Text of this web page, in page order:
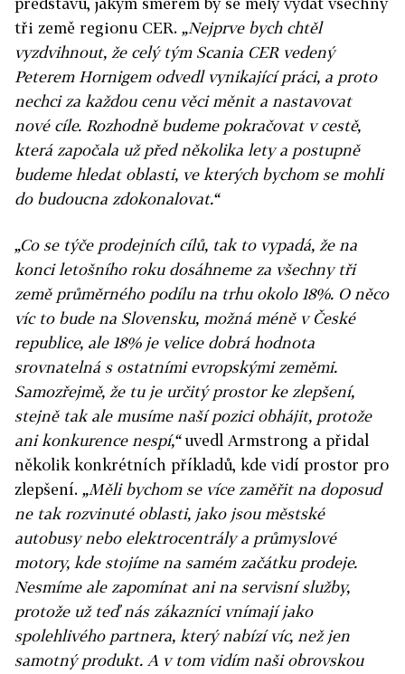
tři země regionu CER. „Nejprve bych chtěl
vyzdvihnout, že celý tým Scania CER vedený
Peterem Hornigem odvedl vynikající práci, a proto
nechci za každou cenu věci měnit a nastavovat
nové cíle. Rozhodně budeme pokračovat v cestě,
která započala už před několika lety a postupně
budeme hledat oblasti, ve kterých bychom se mohli
do budoucna zdokonalovat.“
„Co se týče prodejních cílů, tak to vypadá, že na
konci letošního roku dosáhneme za všechny tři
země průměrného podílu na trhu okolo 18%. O něco
víc to bude na Slovensku, možná méně v České
republice, ale 18% je velice dobrá hodnota
srovnatelná s ostatními evropskými zeměmi.
Samozřejmě, že tu je určitý prostor ke zlepšení,
stejně tak ale musíme naší pozici obhájit, protože
ani konkurence nespí,“uvedl Armstrong a přidal
několik konkrétních příkladů, kde vidí prostor pro
zlepšení. „Měli bychom se více zaměřit na doposud
ne tak rozvinuté oblasti, jako jsou městské
autobusy nebo elektrocentrály a průmyslové
motory, kde stojíme na samém začátku prodeje.
Nesmíme ale zapomínat ani na servisní služby,
protože už teď nás zákazníci vnímají jako
spolehlivého partnera, který nabízí víc, než jen
samotný produkt. A v tom vidím naši obrovskou